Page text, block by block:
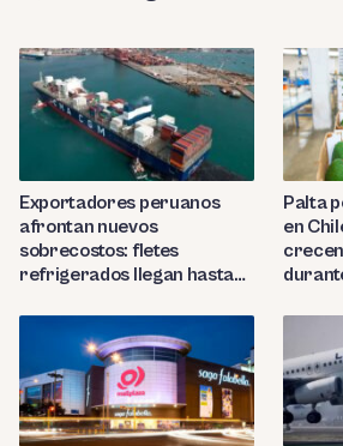
Exportadores peruanos
afrontan nuevos
sobrecostos: fletes
refrigerados llegan hasta
Palta
en